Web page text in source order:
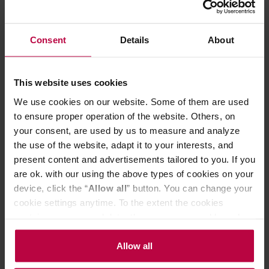
Consent Details About
This website uses cookies
We use cookies on our website. Some of them are used
to ensure proper operation of the website. Others, on
your consent, are used by us to measure and analyze
the use of the website, adapt it to your interests, and
present content and advertisements tailored to you. If you
are ok. with our using the above types of cookies on your
device, click the “Allow all” button. You can change your
cookie settings anytime. To the extent the cookies
the controller’s (namely, ALL GOOD S.A., ul.
Mazowiecka 24I/U9, 78-100 Kołobrzeg) or third parties’
legitimate interests which are to ensure a high quality of
Allow all
149,00 zł
Do poczytania przy kawie: